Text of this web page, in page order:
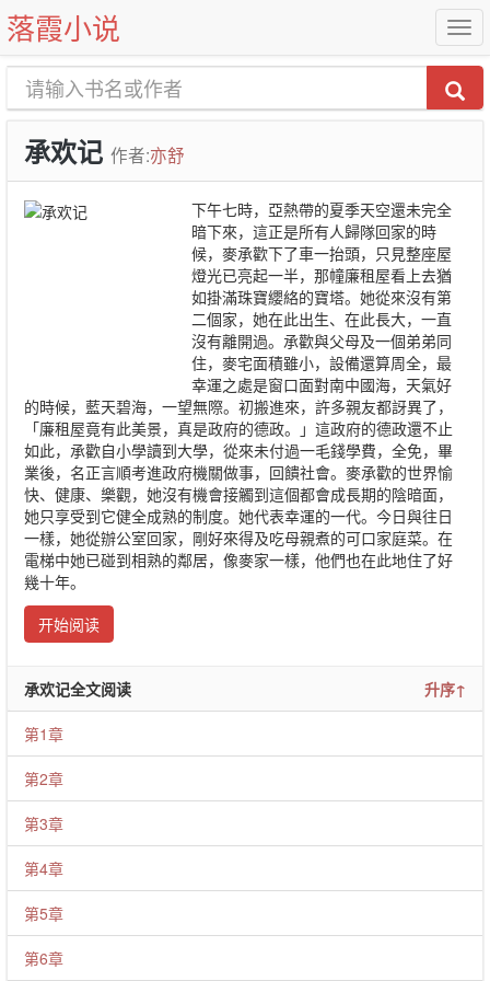
落霞小说
承欢记 作者:亦舒
下午七時，亞熱帶的夏季天空還未完全
暗下來，這正是所有人歸隊回家的時
候，麥承歡下了車一抬頭，只見整座屋
燈光已亮起一半，那幢廉租屋看上去猶
如掛滿珠寶纓絡的寶塔。她從來沒有第
二個家，她在此出生、在此長大，一直
沒有離開過。承歡與父母及一個弟弟同
住，麥宅面積雖小，設備還算周全，最
幸運之處是窗口面對南中國海，天氣好
的時候，藍天碧海，一望無際。初搬進來，許多親友都訝異了，
「廉租屋竟有此美景，真是政府的德政。」這政府的德政還不止
如此，承歡自小學讀到大學，從來未付過一毛錢學費，全免，畢
業後，名正言順考進政府機關做事，回饋社會。麥承歡的世界愉
快、健康、樂觀，她沒有機會接觸到這個都會成長期的陰暗面，
她只享受到它健全成熟的制度。她代表幸運的一代。今日與往日
一樣，她從辦公室回家，剛好來得及吃母親煮的可口家庭菜。在
電梯中她已碰到相熟的鄰居，像麥家一樣，他們也在此地住了好
幾十年。
开始阅读
承欢记全文阅读 升序↑
第1章
第2章
第3章
第4章
第5章
第6章